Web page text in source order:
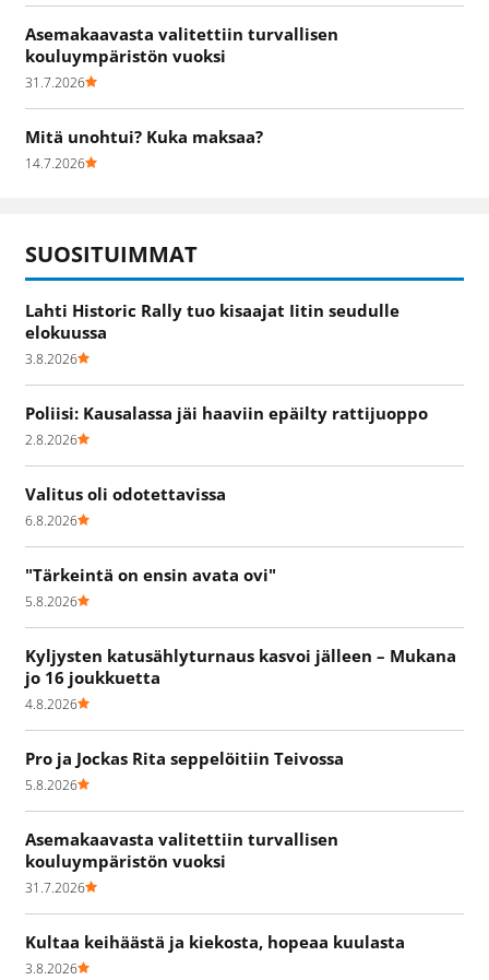
Asemakaavasta valitettiin turvallisen
kouluympäristön vuoksi
31.7.2026
Mitä unohtui? Kuka maksaa?
14.7.2026
SUOSITUIMMAT
Lahti Historic Rally tuo kisaajat Iitin seudulle
elokuussa
3.8.2026
Poliisi: Kausalassa jäi haaviin epäilty rattijuoppo
2.8.2026
Valitus oli odotettavissa
6.8.2026
"Tärkeintä on ensin avata ovi"
5.8.2026
Kyljysten katusählyturnaus kasvoi jälleen – Mukana
jo 16 joukkuetta
4.8.2026
Pro ja Jockas Rita seppelöitiin Teivossa
5.8.2026
Asemakaavasta valitettiin turvallisen
kouluympäristön vuoksi
31.7.2026
Kultaa keihäästä ja kiekosta, hopeaa kuulasta
3.8.2026